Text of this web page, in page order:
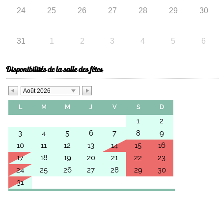
24 25 26 27 28 29 30
31 1 2 3 4 5 6
Disponibilités de la salle des fêtes
Août 2026
L M M J V S D
1
2
3
4 5 6 7 8
9
10
11 12 13 14 15
16
17
18 19 20 21 22
23
24
25 26 27 28 29
30
31